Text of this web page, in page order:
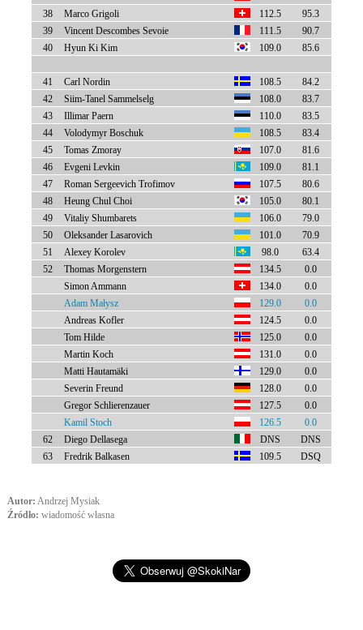
38
Marco Grigoli 112.5
95.3
39
Vincent Descombes Sevoie 111.5
90.7
40
Hyun Ki Kim 109.0 85.6
41 Carl Nordin 108.5
84.2
42
Siim-Tanel Sammelselg 108.0
83.7
43
Illimar Paern 110.0
83.5
44
Volodymyr Boschuk 108.5
83.4
45
Tomas Zmoray 107.0
81.6
46
Evgeni Levkin 109.0
81.1
47
Roman Sergeevich Trofimov 107.5
80.6
48
Heung Chul Choi 105.0
80.1
49
Vitaliy Shumbarets 106.0
79.0
50
Oleksander Lasarovich 101.0
70.9
51
Alexey Korolev 98.0
63.4
52
Thomas Morgenstern 134.5
0.0
Simon Ammann
134.0
0.0
Adam Małysz
129.0
0.0
Andreas Kofler
124.5
0.0
Tom Hilde
125.0
0.0
Martin Koch
131.0
0.0
Matti Hautamäki
129.0
0.0
Severin Freund
128.0
0.0
Gregor Schlierenzauer
127.5
0.0
Kamil Stoch
126.5
0.0
62
Diego Dellasega DNS
DNS
63
Fredrik Balkasen 109.5 DSQ
Autor: Andrzej Mysiak
Źródło: wiadomość własna